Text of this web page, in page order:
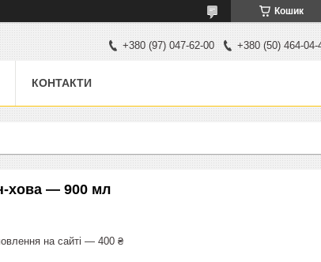
Кошик
+380 (97) 047-62-00 +380 (50) 464-04-
КОНТАКТИ
хова — 900 мл
на сайті — 400 ₴